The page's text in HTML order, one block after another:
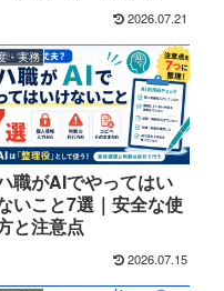
2026.07.21
・実務
職がAIでやってはい
いこと7選｜安全な使
と注意点
2026.07.15